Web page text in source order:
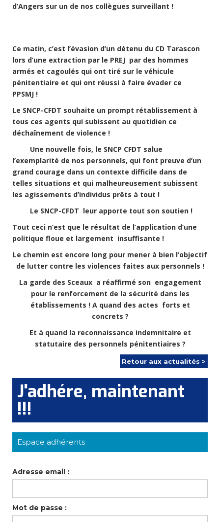
d’Angers sur un de nos collègues surveillant !
Ce matin, c’est l’évasion d’un détenu du CD Tarascon
lors d’une extraction par le PREJ par des hommes
armés et cagoulés qui ont tiré sur le véhicule
pénitentiaire et qui ont réussi à faire évader ce
PPSMJ !
Le SNCP-CFDT souhaite un prompt rétablissement à
tous ces agents qui subissent au quotidien ce
déchaînement de violence !
Une nouvelle fois, le SNCP CFDT salue
l’exemplarité de nos personnels, qui font preuve d’un
grand courage dans un contexte difficile dans de
telles situations et qui malheureusement subissent
les agissements d’individus prêts à tout !
Le SNCP-CFDT leur apporte tout son soutien !
Tout ceci n’est que le résultat de l’application d’une
politique floue et largement insuffisante !
Le chemin est encore long pour mener à bien l’objectif
de lutter contre les violences faites aux personnels !
La garde des Sceaux a réaffirmé son engagement
pour le renforcement de la sécurité dans les
établissements ! A quand des actes forts et
concrets ?
Et à quand la reconnaissance indemnitaire et
statutaire des personnels pénitentiaires ?
Retour aux actualités >
J'adhére, maintenant
!!!
Espace adhérents
Adresse email :
Mot de passe :